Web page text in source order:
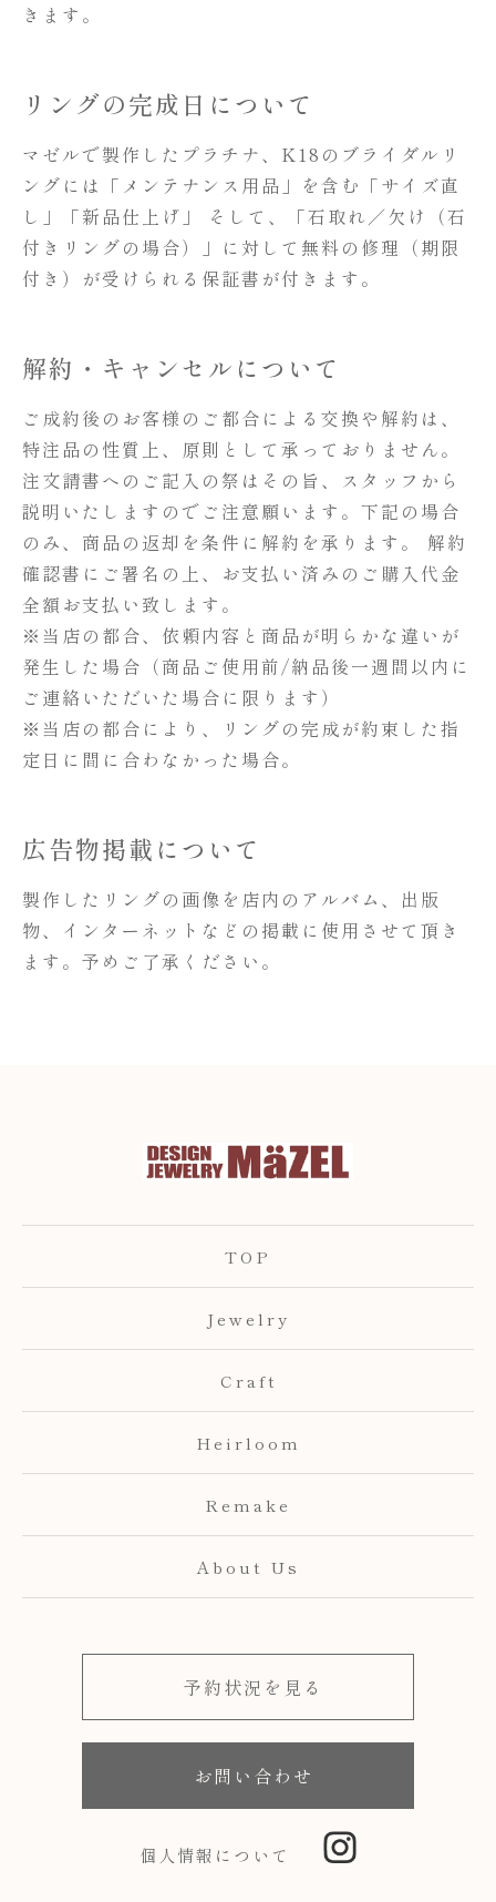
きます。
リングの完成日について
マゼルで製作したプラチナ、K18のブライダルリ
ングには「メンテナンス用品」を含む「サイズ直
し」「新品仕上げ」 そして、「石取れ／欠け（石
付きリングの場合）」に対して無料の修理（期限
付き）が受けられる保証書が付きます。
解約・キャンセルについて
ご成約後のお客様のご都合による交換や解約は、
特注品の性質上、原則として承っておりません。
注文請書へのご記入の祭はその旨、スタッフから
説明いたしますのでご注意願います。下記の場合
のみ、商品の返却を条件に解約を承ります。 解約
確認書にご署名の上、お支払い済みのご購入代金
全額お支払い致します。
※当店の都合、依頼内容と商品が明らかな違いが
発生した場合（商品ご使用前/納品後一週間以内に
ご連絡いただいた場合に限ります）
※当店の都合により、リングの完成が約束した指
定日に間に合わなかった場合。
広告物掲載について
製作したリングの画像を店内のアルバム、出版
物、インターネットなどの掲載に使用させて頂き
ます。予めご了承ください。
TOP
Jewelry
Craft
Heirloom
Remake
About Us
予約状況を見る
お問い合わせ
個人情報について